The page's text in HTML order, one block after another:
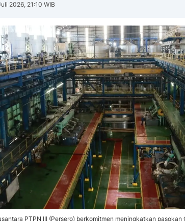
2026, 21:10 WIB
PTPN III (Persero) berkomitmen meningkatkan pasokan